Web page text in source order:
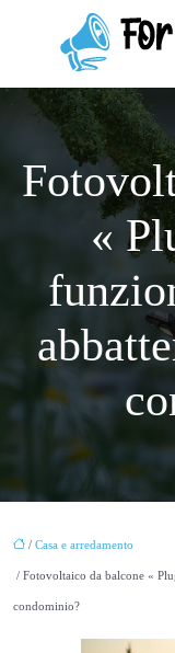
«
/ Casa e arredamento
/ Fotovoltaico da balcone «
condominio?